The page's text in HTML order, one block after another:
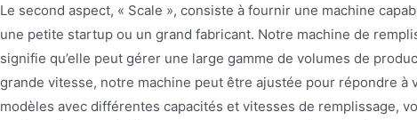
Le second aspect, « Scale », consiste à fournir une machine
une petite startup ou un grand fabricant. Notre machine de
signifie qu’elle peut gérer une large gamme de volumes de
grande vitesse, notre machine peut être ajustée pour répondre
modèles avec différentes capacités et vitesses de remplissage,